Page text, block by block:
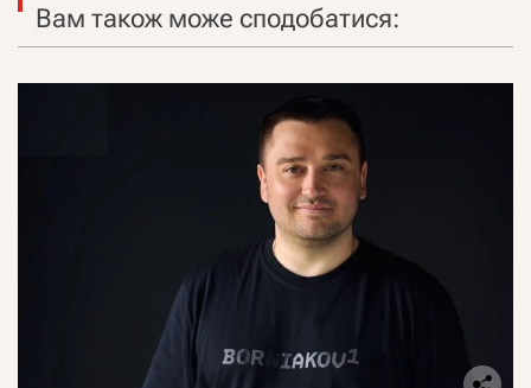
Вам також може сподобатися: